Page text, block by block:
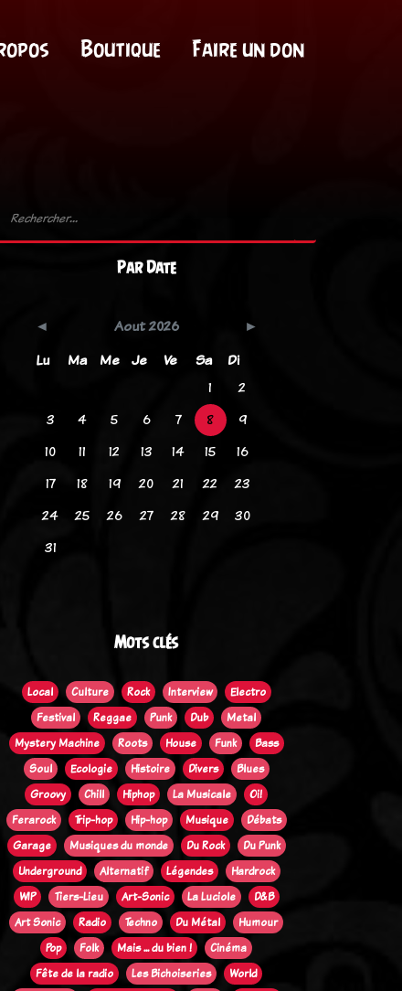
Boutique Faire un don
Par Date
Aout 2026
Lu
Ma Me Je Ve Sa
Di
1
2
3
4 5 6 7 8
9
10
11 12 13 14 15
16
17
18 19 20 21 22
23
24
25 26 27 28 29
30
31
Mots clés
Local Culture Rock Interview
Electro
Festival
Reggae Punk Dub
Metal
Mystery Machine
Roots House Funk
Bass
Soul
Ecologie Histoire Divers
Blues
Groovy
Chill Hiphop La Musicale
Oi!
Ferarock
Trip-hop Hip-hop Musique
Débats
Garage
Musiques du monde Du Rock
Du Punk
Underground
Alternatif Légendes
Hardrock
WIP
Tiers-Lieu Art-Sonic La Luciole
D&B
Art Sonic
Radio Techno Du Métal
Humour
Pop
Folk Mais ... du bien !
Cinéma
Fête de la radio
Les Bichoiseries
World